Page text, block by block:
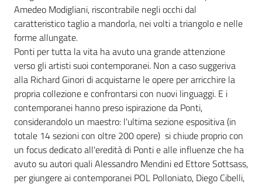
Amedeo Modigliani, riscontrabile negli occhi dal
caratteristico taglio a mandorla, nei volti a triangolo e nelle
forme allungate.
Ponti per tutta la vita ha avuto una grande attenzione
verso gli artisti suoi contemporanei. Non a caso suggeriva
alla Richard Ginori di acquistarne le opere per arricchire la
propria collezione e confrontarsi con nuovi linguaggi. E i
contemporanei hanno preso ispirazione da Ponti,
considerandolo un maestro: l'ultima sezione espositiva (in
totale 14 sezioni con oltre 200 opere) si chiude proprio con
un focus dedicato all'eredità di Ponti e alle influenze che ha
avuto su autori quali Alessandro Mendini ed Ettore Sottsass,
per giungere ai contemporanei POL Polloniato, Diego Cibelli,